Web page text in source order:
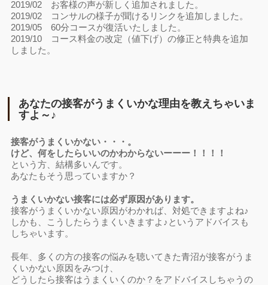
2019/02 お客様の声が新しく追加されました。
2019/02 コンサルの様子が聞けるリンクを追加しました。
2019/05 60分コースが復活いたしました。
2019/10 コース料金の改定（値下げ）の修正と特典を追加
しました。
あなたの接客がうまくいかな理由を教えちゃいま
すよ～♪
接客がうまくいかない・・・。
けど、何をしたらいいのかわからないーーー！！！！
という方、結構多いんです。
あなたもそう思っていますか？
うまくいかない接客には必ず原因があります。
接客がうまくいかない原因がわかれば、対処できますよね♪
しかも、こうしたらうまくいきますよ♪というアドバイスも
しちゃいます。
長年、多くの方の接客の悩みを聴いてきた青沼が接客がうま
くいかない原因をみつけ、
どうしたら接客はうまくいくのか？をアドバイスしちゃうの